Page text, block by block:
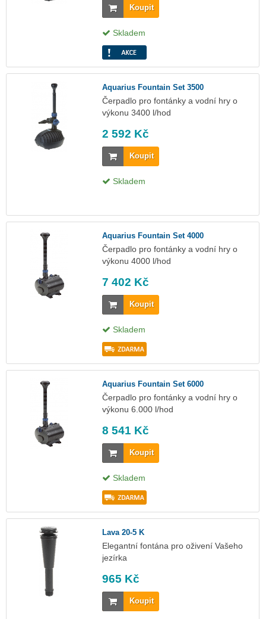
Koupit
Skladem
Aquarius Fountain Set 3500
Čerpadlo pro fontánky a vodní hry o
výkonu 3400 l/hod
2 592 Kč
Koupit
Skladem
Aquarius Fountain Set 4000
Čerpadlo pro fontánky a vodní hry o
výkonu 4000 l/hod
7 402 Kč
Koupit
Skladem
Aquarius Fountain Set 6000
Čerpadlo pro fontánky a vodní hry o
výkonu 6.000 l/hod
8 541 Kč
Koupit
Skladem
Lava 20-5 K
Elegantní fontána pro oživení Vašeho
jezírka
965 Kč
Koupit